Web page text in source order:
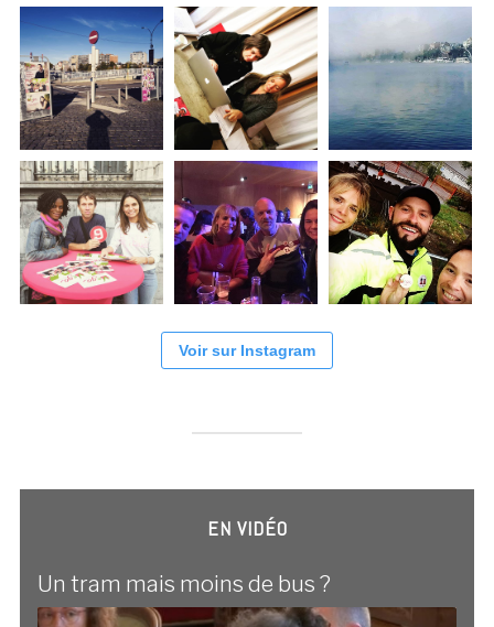
Voir sur Instagram
EN VIDÉO
Un tram mais moins de bus ?